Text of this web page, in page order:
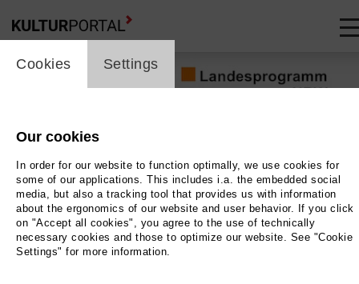
skip_media_container
cookie_layer
Cookies Settings
Our cookies
In order for our website to function optimally, we use cookies for
some of our applications. This includes i.a. the embedded social
media, but also a tracking tool that provides us with information
about the ergonomics of our website and user behavior. If you click
on "Accept all cookies", you agree to the use of technically
necessary cookies and those to optimize our website. See "Cookie
Settings" for more information.